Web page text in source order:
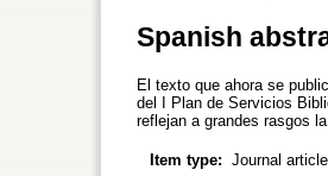
Spanish
El texto que ahora se
del I Plan de Servicios
reflejan a grandes rasgos
Item type: Journal